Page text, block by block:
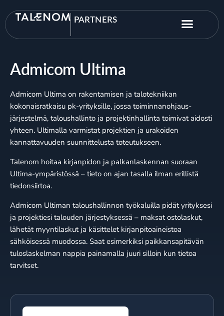
PARTNERS
Admicom Ultima
Admicom Ultima on rakentamisen ja talotekniikan
kokonaisratkaisu pk-yrityksille, jossa toiminnanohjaus­
järjestelmä, taloushallinto ja projektinhallinta toimivat aidosti
yhteen. Ultimalla varmistat projektien ja urakoiden
kannattavuuden suunnittelusta toteutukseen.
Talenom hoitaa kirjanpidon ja palkanlaskennan suoraan
Ultima-ympäristössä – tieto on ajan tasalla ilman erillistä
tiedonsiirtoa.
Admicom Ultiman taloushallinnon työkaluilla pidät yrityksesi
ja projektiesi talouden järjestyksessä – maksat ostolaskut,
lähetät myyntilaskut ja käsittelet kirjanpitoaineistoa
sähköisessä muodossa. Saat esimerkiksi paikkansapitävän
tuloslaskelman nappia painamalla juuri silloin kun tietoa
tarvitset.